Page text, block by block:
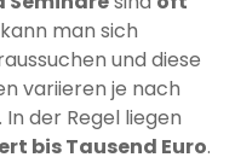
man sich
und diese
variieren je nach
der Regel liegen
bis Tausend Euro.